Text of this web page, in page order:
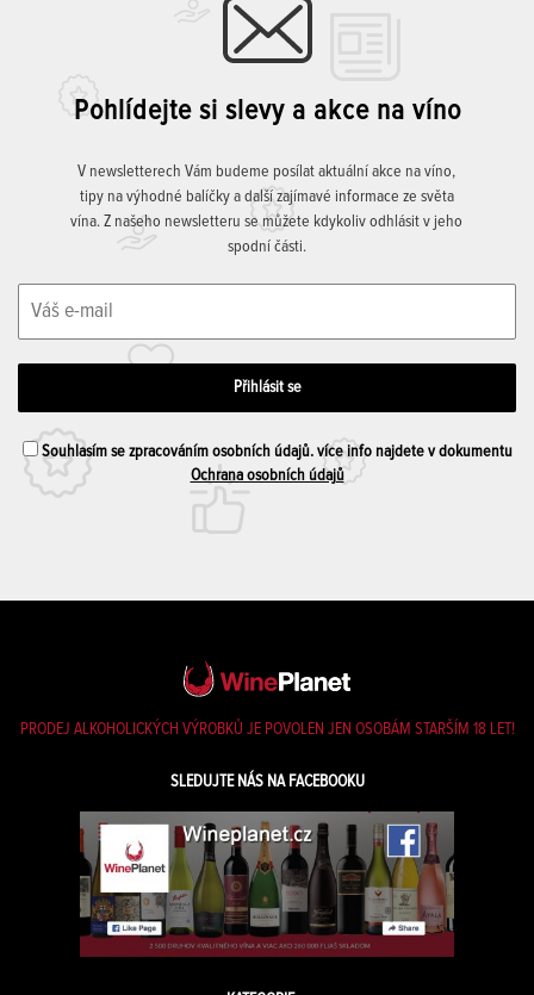
Pohlídejte si slevy a akce na víno
V newsletterech Vám budeme posílat aktuální akce na víno,
tipy na výhodné balíčky a další zajímavé informace ze světa
vína. Z našeho newsletteru se můžete kdykoliv odhlásit v jeho
spodní části.
Souhlasím se zpracováním osobních údajů. více info najdete v dokumentu
Ochrana osobních údajů
PRODEJ ALKOHOLICKÝCH VÝROBKŮ JE POVOLEN JEN OSOBÁM STARŠÍM 18 LET!
SLEDUJTE NÁS NA FACEBOOKU